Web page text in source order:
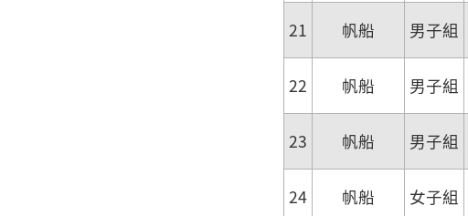
21
帆船 男子組
22
帆船 男子組
23
帆船 男子組
24
帆船 女子組